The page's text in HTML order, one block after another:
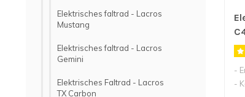
Elektrisches faltrad - Lacros
Mustang
Elektrisches faltrad - Lacros
Gemini
Elektrisches Faltrad - Lacros
TX Carbon
-
-